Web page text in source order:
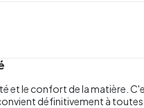
et le confort de la matière.
définitivement à toutes